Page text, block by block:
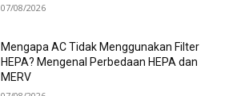
07/08/2026
Mengapa AC Tidak Menggunakan Filter
HEPA? Mengenal Perbedaan HEPA dan
MERV